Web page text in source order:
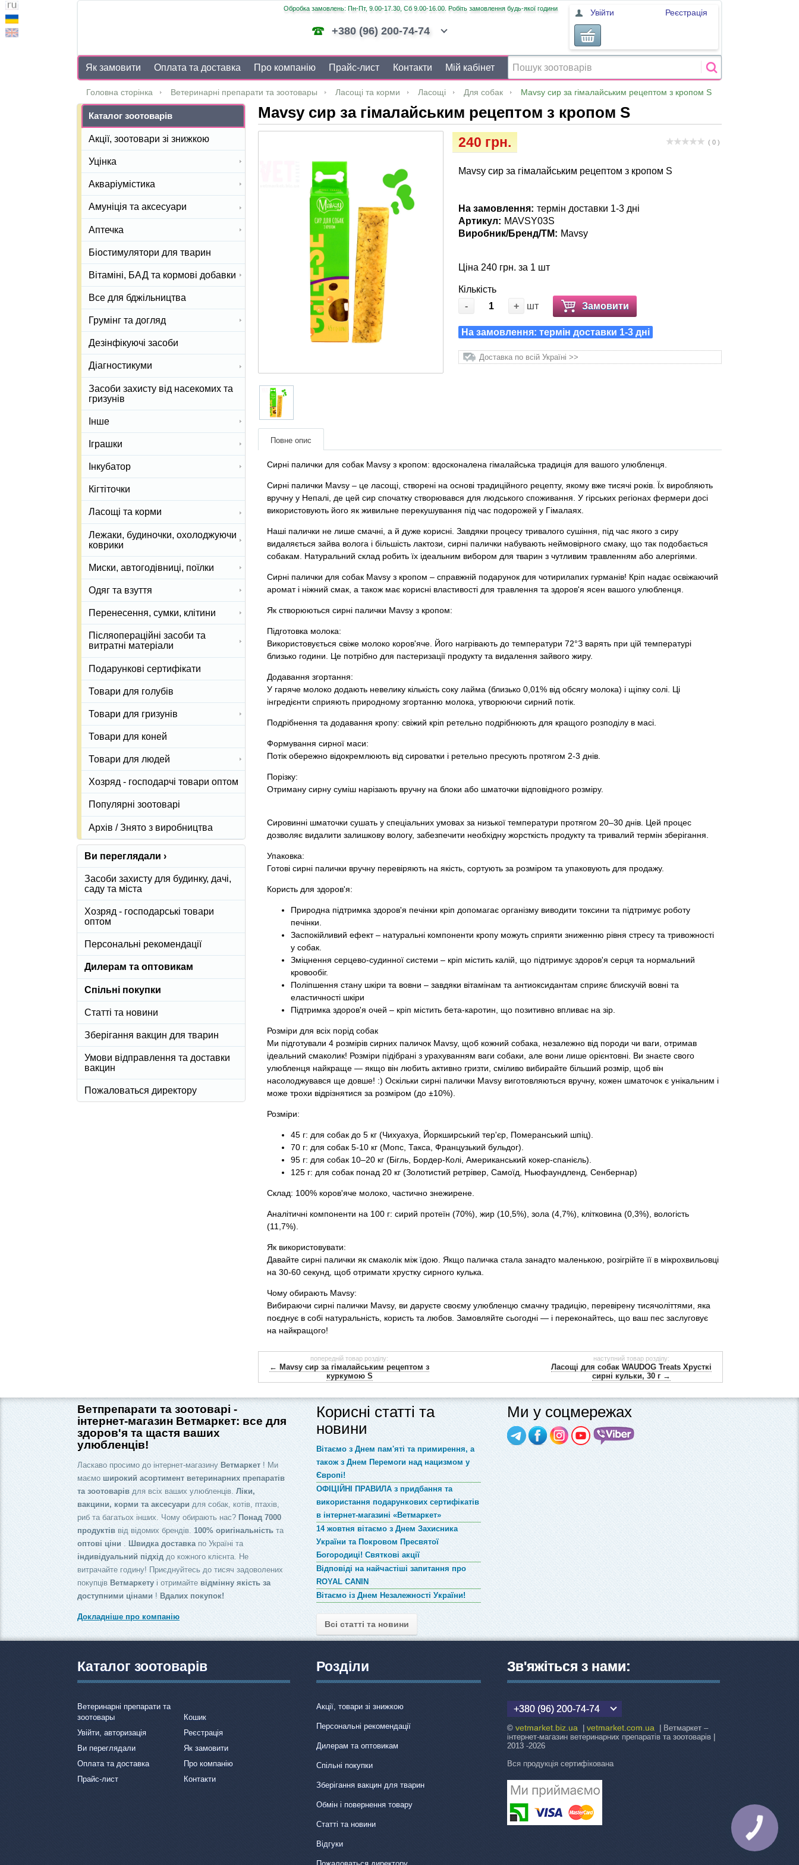
Обробка замовлень: Пн-Пт, 9.00-17.30, Сб 9.00-16.00. Робіть замовлення будь-якої години
+380 (96) 200-74-74
Увійти Реєстрація
Як замовити Оплата та доставка Про компанію Прайс-лист Контакти Мій кабінет
Головна сторінка Ветеринарні препарати та зоотовары Ласощі та корми Ласощі Для собак Mavsy сир за гімалайським рецептом з кропом S
Mavsy сир за гімалайським рецептом з кропом S
( 0 )
240 грн.
Mavsy сир за гімалайським рецептом з кропом S
На замовлення: термін доставки 1-3 дні
Артикул: MAVSY03S
Виробник/Бренд/ТМ: Mavsy
Ціна 240 грн. за 1 шт
Кількість
-
+ шт Замовити
На замовлення: термін доставки 1-3 дні
Доставка по всій Україні >>
Повне опис
Сирні палички для собак Mavsy з кропом: вдосконалена гімалайська традиція для вашого улюбленця.
Сирні палички Mavsy – це ласощі, створені на основі традиційного рецепту, якому вже тисячі років. Їх виробляють
вручну у Непалі, де цей сир спочатку створювався для людського споживання. У гірських регіонах фермери досі
використовують його як живильне перекушування під час подорожей у Гімалаях.
Наші палички не лише смачні, а й дуже корисні. Завдяки процесу тривалого сушіння, під час якого з сиру
видаляється зайва волога і більшість лактози, сирні палички набувають неймовірного смаку, що так подобається
собакам. Натуральний склад робить їх ідеальним вибором для тварин з чутливим травленням або алергіями.
Сирні палички для собак Mavsy з кропом – справжній подарунок для чотирилапих гурманів! Кріп надає освіжаючий
аромат і ніжний смак, а також має корисні властивості для травлення та здоров'я ясен вашого улюбленця.
Як створюються сирні палички Mavsy з кропом:
Підготовка молока:
Використовується свіже молоко коров'яче. Його нагрівають до температури 72°З варять при цій температурі
близько години. Це потрібно для пастеризації продукту та видалення зайвого жиру.
Додавання згортання:
У гаряче молоко додають невелику кількість соку лайма (близько 0,01% від обсягу молока) і щіпку солі. Ці
інгредієнти сприяють природному згортанню молока, утворюючи сирний потік.
Подрібнення та додавання кропу: свіжий кріп ретельно подрібнюють для кращого розподілу в масі.
Формування сирної маси:
Потік обережно відокремлюють від сироватки і ретельно пресують протягом 2-3 днів.
Порізку:
Отриману сирну суміш нарізають вручну на блоки або шматочки відповідного розміру.
Сировинні шматочки сушать у спеціальних умовах за низької температури протягом 20–30 днів. Цей процес
дозволяє видалити залишкову вологу, забезпечити необхідну жорсткість продукту та тривалий термін зберігання.
Упаковка:
Готові сирні палички вручну перевіряють на якість, сортують за розміром та упаковують для продажу.
Користь для здоров'я:
Природна підтримка здоров'я печінки кріп допомагає організму виводити токсини та підтримує роботу
печінки.
Заспокійливий ефект – натуральні компоненти кропу можуть сприяти зниженню рівня стресу та тривожності
у собак.
Зміцнення серцево-судинної системи – кріп містить калій, що підтримує здоров'я серця та нормальний
кровообіг.
Поліпшення стану шкіри та вовни – завдяки вітамінам та антиоксидантам сприяє блискучій вовні та
еластичності шкіри
Підтримка здоров'я очей – кріп містить бета-каротин, що позитивно впливає на зір.
Розміри для всіх порід собак
Ми підготували 4 розмірів сирних паличок Mavsy, щоб кожний собака, незалежно від породи чи ваги, отримав
ідеальний смаколик! Розміри підібрані з урахуванням ваги собаки, але вони лише орієнтовні. Ви знаєте свого
улюбленця найкраще — якщо він любить активно гризти, сміливо вибирайте більший розмір, щоб він
насолоджувався ще довше! :) Оскільки сирні палички Mavsy виготовляються вручну, кожен шматочок є унікальним і
може трохи відрізнятися за розміром (до ±10%).
Розміри:
45 г: для собак до 5 кг (Чихуахуа, Йоркширський тер'єр, Померанський шпіц).
70 г: для собак 5-10 кг (Мопс, Такса, Французький бульдог).
95 г: для собак 10–20 кг (Бігль, Бордер-Колі, Американський кокер-спанієль).
125 г: для собак понад 20 кг (Золотистий ретрівер, Самоїд, Ньюфаундленд, Сенбернар)
Склад: 100% коров'яче молоко, частично знежирене.
Аналітичні компоненти на 100 г: сирий протеїн (70%), жир (10,5%), зола (4,7%), клітковина (0,3%), вологість
(11,7%).
Як використовувати:
Давайте сирні палички як смаколік між їдою. Якщо паличка стала занадто маленькою, розігрійте її в мікрохвильовці
на 30-60 секунд, щоб отримати хрустку сирного кулька.
Чому обирають Mavsy:
Вибираючи сирні палички Mavsy, ви даруєте своєму улюбленцю смачну традицію, перевірену тисячоліттями, яка
поєднує в собі натуральність, користь та любов. Замовляйте сьогодні — і переконайтесь, що ваш пес заслуговує
на найкращого!
попередній товар розділу:
← Mavsy сир за гімалайським рецептом з
куркумою S
наступний товар розділу:
Ласощі для собак WAUDOG Treats Хрусткі
сирні кульки, 30 г →
Каталог зоотоварів
Акції, зоотовари зі знижкою
Уцінка
Акваріумістика
Амуніція та аксесуари
Аптечка
Біостимулятори для тварин
Вітаміні, БАД та кормові добавки
Все для бджільництва
Грумінг та догляд
Дезінфікуючі засоби
Діагностикуми
Засоби захисту від насекомих та
гризунів
Інше
Іграшки
Інкубатор
Кігтіточки
Ласощі та корми
Лежаки, будиночки, охолоджуючи
коврики
Миски, автогодівниці, поїлки
Одяг та взуття
Перенесення, сумки, клітини
Післяопераційні засоби та
витратні матеріали
Подарункові сертифікати
Товари для голубів
Товари для гризунів
Товари для коней
Товари для людей
Хозряд - господарчі товари оптом
Популярні зоотоварі
Архів / Знято з виробництва
Ви переглядали ›
Засоби захисту для будинку, дачі,
саду та міста
Хозряд - господарські товари
оптом
Персональні рекомендації
Дилерам та оптовикам
Спільні покупки
Статті та новини
Зберігання вакцин для тварин
Умови відправлення та доставки
вакцин
Пожаловаться директору
Ветпрепарати та зоотоварі -
інтернет-магазин Ветмаркет: все для
здоров'я та щастя ваших
улюбленців!
Ласкаво просимо до інтернет-магазину Ветмаркет ! Ми
маємоширокий асортимент ветеринарних препаратів
та зоотоварів для всіх ваших улюбленців.Ліки,
вакцини, корми та аксесуаридля собак, котів, птахів,
риб та багатьох інших. Чому обирають нас? Понад 7000
продуктів від відомих брендів.100% оригінальність та
оптові ціни. Швидка доставкапо Україні та
індивідуальний підхід до кожного клієнта. Не
витрачайте годину! Приєднуйтесь до тисяч задоволених
покупців Ветмаркетуі отримайте відмінну якість за
доступними цінами ! Вдалих покупок!
Докладніше про компанію
Корисні статті та
новини
Вітаємо з Днем пам'яті та примирення, а
також з Днем Перемоги над нацизмом у
Європі!
ОФІЦІЙНІ ПРАВИЛА з придбання та
використання подарункових сертифікатів
в інтернет-магазині «Ветмаркет»
14 жовтня вітаємо з Днем Захисника
України та Покровом Пресвятої
Богородиці! Святкові акції
Відповіді на найчастіші запитання про
ROYAL CANIN
Вітаємо із Днем Незалежності України!
Всі статті та новини
Ми у соцмережах
Каталог зоотоварів
Ветеринарні препарати та
зоотовары
Кошик
Увійти, авторизація
Реєстрація
Ви переглядали
Як замовити
Оплата та доставка
Про компанію
Прайс-лист
Контакти
Розділи
Акції, товари зі знижкою
Персональні рекомендації
Дилерам та оптовикам
Спільні покупки
Зберігання вакцин для тварин
Обмін і повернення товару
Статті та новини
Відгуки
Зв'яжіться з нами:
+380 (96) 200-74-74
©vetmarket.biz.ua |vetmarket.com.ua | Ветмаркет –
інтернет-магазин ветеринарних препаратів та зоотоварів |
2013 -2026
Вся продукція сертифікована
КНОПКА
ЗВ'ЯЗКУ